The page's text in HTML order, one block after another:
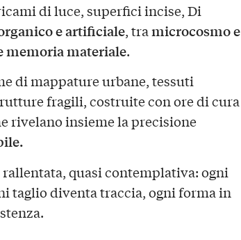
di luce, superfici incise, Di
e artificiale, tramicrocosmo e
memoria materiale.
di mappature urbane, tessuti
fragili, costruite con ore di cura
rivelano insieme la precisione
quasi contemplativa: ogni
taglio diventa traccia, ogni forma in